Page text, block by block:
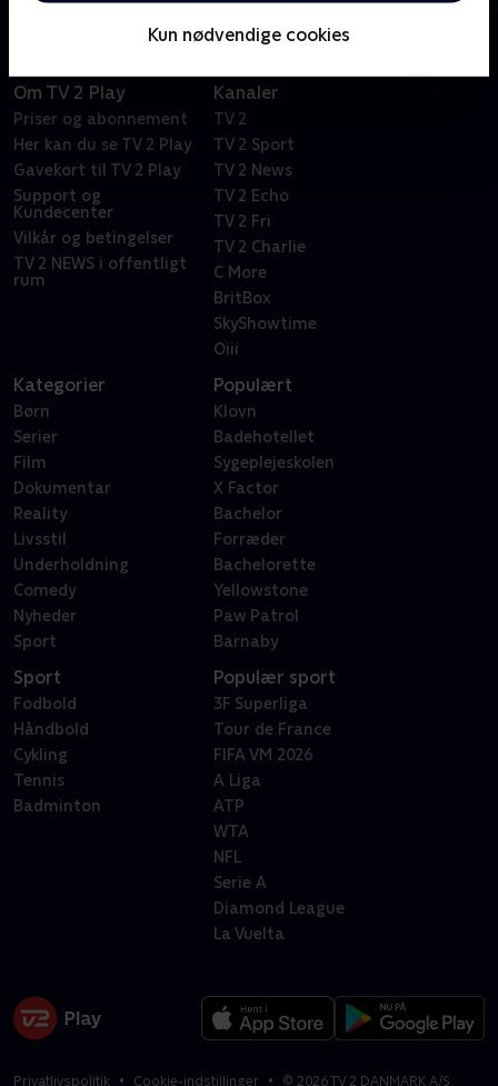
Kun nødvendige cookies
Om TV 2 Play
Priser og abonnement
Her kan du se TV 2 Play
Gavekort til TV 2 Play
Support og
Kundecenter
Vilkår og betingelser
TV 2 NEWS i offentligt
rum
Kanaler
TV 2
TV 2 Sport
TV 2 News
TV 2 Echo
TV 2 Fri
TV 2 Charlie
C More
BritBox
SkyShowtime
Oiii
Kategorier
Børn
Serier
Film
Dokumentar
Reality
Livsstil
Underholdning
Comedy
Nyheder
Sport
Populært
Klovn
Badehotellet
Sygeplejeskolen
X Factor
Bachelor
Forræder
Bachelorette
Yellowstone
Paw Patrol
Barnaby
Sport
Fodbold
Håndbold
Cykling
Tennis
Badminton
Populær sport
3F Superliga
Tour de France
FIFA VM 2026
A Liga
ATP
WTA
NFL
Serie A
Diamond League
La Vuelta
Privatlivspolitik Cookie-indstillinger © 2026TV 2 DANMARK A/S